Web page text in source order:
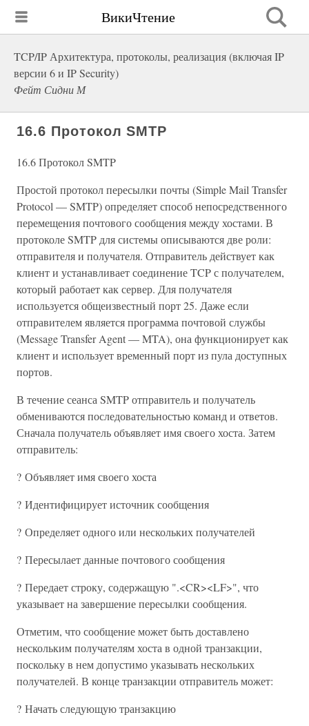
ВикиЧтение
TCP/IP Архитектура, протоколы, реализация (включая IP
версии 6 и IP Security)
Фейт Сидни М
16.6 Протокол SMTP
16.6 Протокол SMTP
Простой протокол пересылки почты (Simple Mail Transfer
Protocol — SMTP) определяет способ непосредственного
перемещения почтового сообщения между хостами. В
протоколе SMTP для системы описываются две роли:
отправителя и получателя. Отправитель действует как
клиент и устанавливает соединение TCP с получателем,
который работает как сервер. Для получателя
используется общеизвестный порт 25. Даже если
отправителем является программа почтовой службы
(Message Transfer Agent — MTA), она функционирует как
клиент и использует временный порт из пула доступных
портов.
В течение сеанса SMTP отправитель и получатель
обмениваются последовательностью команд и ответов.
Сначала получатель объявляет имя своего хоста. Затем
отправитель:
? Объявляет имя своего хоста
? Идентифицирует источник сообщения
? Определяет одного или нескольких получателей
? Пересылает данные почтового сообщения
? Передает строку, содержащую ".<CR><LF>", что
указывает на завершение пересылки сообщения.
Отметим, что сообщение может быть доставлено
нескольким получателям хоста в одной транзакции,
поскольку в нем допустимо указывать нескольких
получателей. В конце транзакции отправитель может:
? Начать следующую транзакцию